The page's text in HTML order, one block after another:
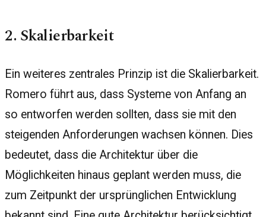
2. Skalierbarkeit
Ein weiteres zentrales Prinzip ist die Skalierbarkeit.
Romero führt aus, dass Systeme von Anfang an
so entworfen werden sollten, dass sie mit den
steigenden Anforderungen wachsen können. Dies
bedeutet, dass die Architektur über die
Möglichkeiten hinaus geplant werden muss, die
zum Zeitpunkt der ursprünglichen Entwicklung